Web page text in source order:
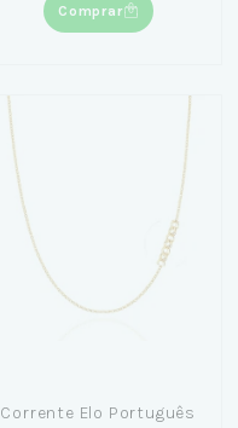
Comprar
Corrente Elo Português